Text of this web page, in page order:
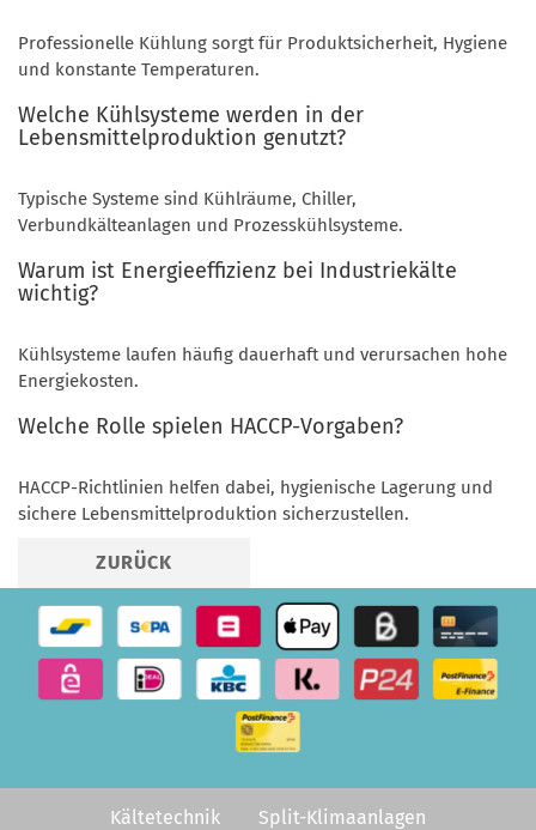
Professionelle Kühlung sorgt für Produktsicherheit, Hygiene
und konstante Temperaturen.
Welche Kühlsysteme werden in der
Lebensmittelproduktion genutzt?
Typische Systeme sind Kühlräume, Chiller,
Verbundkälteanlagen und Prozesskühlsysteme.
Warum ist Energieeffizienz bei Industriekälte
wichtig?
Kühlsysteme laufen häufig dauerhaft und verursachen hohe
Energiekosten.
Welche Rolle spielen HACCP-Vorgaben?
HACCP-Richtlinien helfen dabei, hygienische Lagerung und
sichere Lebensmittelproduktion sicherzustellen.
ZURÜCK
Kältetechnik Split-Klimaanlagen